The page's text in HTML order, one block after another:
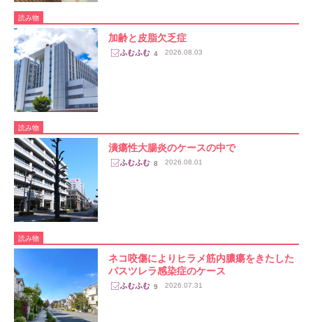
読み物
加齢と皮脂欠乏症
4 2026.08.03
読み物
潰瘍性大腸炎のケースの中で
8 2026.08.01
読み物
ネコ咬傷によりヒラメ筋内膿瘍をきたした
パスツレラ感染症のケース
9 2026.07.31